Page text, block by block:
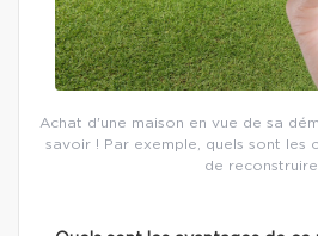
Achat d'une maison en vue de sa
savoir ! Par exemple, quels sont les
de